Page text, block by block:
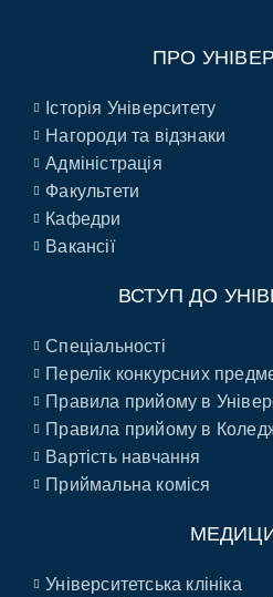
ПРО
Історія Університету
Нагороди та відзнаки
Адміністрація
Факультети
Кафедри
Вакансії
ВСТУП ДО
Спеціальності
Перелік конкурсних
Правила прийому в
Правила прийому в
Вартість навчання
Приймальна коміся
Університетська клініка